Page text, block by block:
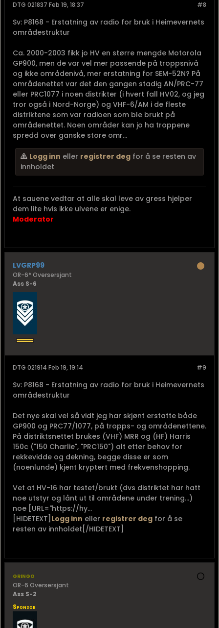
#8
DTG 021837 Feb 19, 18:37
Sv: P8168 - Erstatning av radio for bruk i Heimevernets
områdestruktur
Ca. 2000-2003 fikk jo HV en større mengde Motorola
GP900, men de var vel mer passende på troppsnivå
og ikke områdenivå, mer erstatning for SEM-52N? På
områdenettet var det den gangen stadig AN/PRC-77
eller PRC1077 i noen distrikter (i hvert fall HV02, og jeg
tror også i Nord-Norge) og VHF-6/AM i de fleste
distriktene som var radioen som ble brukt på
områdenettet. Noen områder kan jo ha troppene
spredd over ganske store omr...
Logg inn eller registrer deg for å se resten av
innholdet
At sauene vedtar at alle skal leve av gress hjelper
dem lite hvis ikke ulvene er enige.
Moderator
LVGRP99
OR-6* Oversersjant
Ass S-6
#9
DTG 021914 Feb 19, 19:14
Sv: P8168 - Erstatning av radio for bruk i Heimevernets
områdestruktur
Det nye skal vel så vidt jeg har skjønt erstatte både
GP900 og PRC77/1077, på tropps- og områdenettene.
På distriktsnettet brukes (VHF) MRR og (HF) Harris
150c ("150 Charlie", "PRC150") alt etter behov for
rekkevidde og dekning, begge disse er som
(noenlunde) kjent kryptert med frekvenshopping.
Vet at HV-16 har testet/brukt (dvs distriktet har hatt
noe utstyr og lånt ut til områdene under trening...)
noe [URL="https://hy...
[HIDETEXT] Logg inn eller registrer deg for å se
resten av innholdet[/HIDETEXT]
gringo
OR-6 Oversersjant
Ass S-2
Sponsor